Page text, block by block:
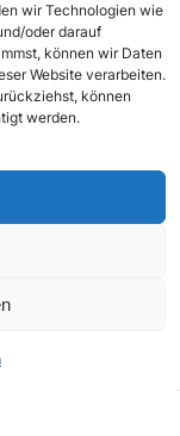
wir Technologien wie
oder darauf
können wir Daten
Website verarbeiten.
können
werden.
1909 e.V.